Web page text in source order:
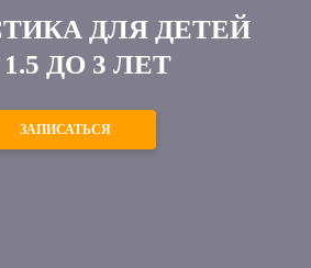
ДЛЯ ДЕТЕЙ
ДО 3 ЛЕТ
ЗАПИСАТЬСЯ